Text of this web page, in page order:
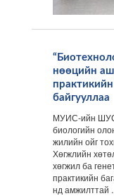
нөөцийн
байгууллаа
МУИС-ийн
биологийн
жилийн ойг
Хөгжлийн
хөгжил ба
практикийн
нд амжилттай